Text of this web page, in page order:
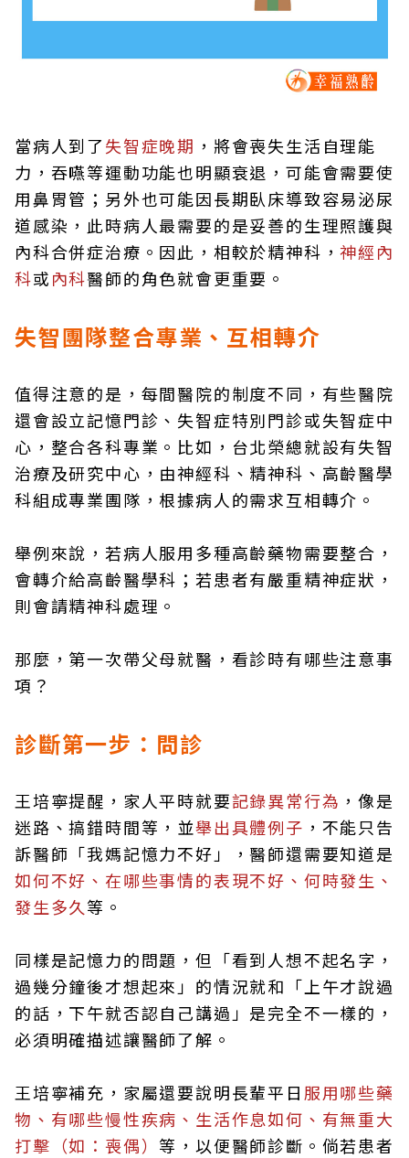
當病人到了失智症晚期 ，將會喪失生活自理能
力，吞嚥等運動功能也明顯衰退，可能會需要使
用鼻胃管；另外也可能因長期臥床導致容易泌尿
道感染，此時病人最需要的是妥善的生理照護與
內科合併症治療。因此，相較於精神科，神經內
科或內科醫師的角色就會更重要。
失智團隊整合專業、互相轉介
值得注意的是，每間醫院的制度不同，有些醫院
還會設立記憶門診、失智症特別門診或失智症中
心，整合各科專業。比如，台北榮總就設有失智
治療及研究中心，由神經科、精神科、高齡醫學
科組成專業團隊，根據病人的需求互相轉介。
舉例來說，若病人服用多種高齡藥物需要整合，
會轉介給高齡醫學科；若患者有嚴重精神症狀，
則會請精神科處理。
那麼，第一次帶父母就醫，看診時有哪些注意事
項？
診斷第一步：問診
王培寧提醒，家人平時就要記錄異常行為 ，像是
迷路、搞錯時間等，並舉出具體例子 ，不能只告
訴醫師「我媽記憶力不好」，醫師還需要知道是
如何不好、在哪些事情的表現不好、何時發生、
發生多久等。
同樣是記憶力的問題，但「看到人想不起名字，
過幾分鐘後才想起來」的情況就和「上午才說過
的話，下午就否認自己講過」是完全不一樣的，
必須明確描述讓醫師了解。
王培寧補充，家屬還要說明長輩平日 服用哪些藥
物、有哪些慢性疾病、生活作息如何、有無重大
打擊（如：喪偶） 等，以便醫師診斷。倘若患者